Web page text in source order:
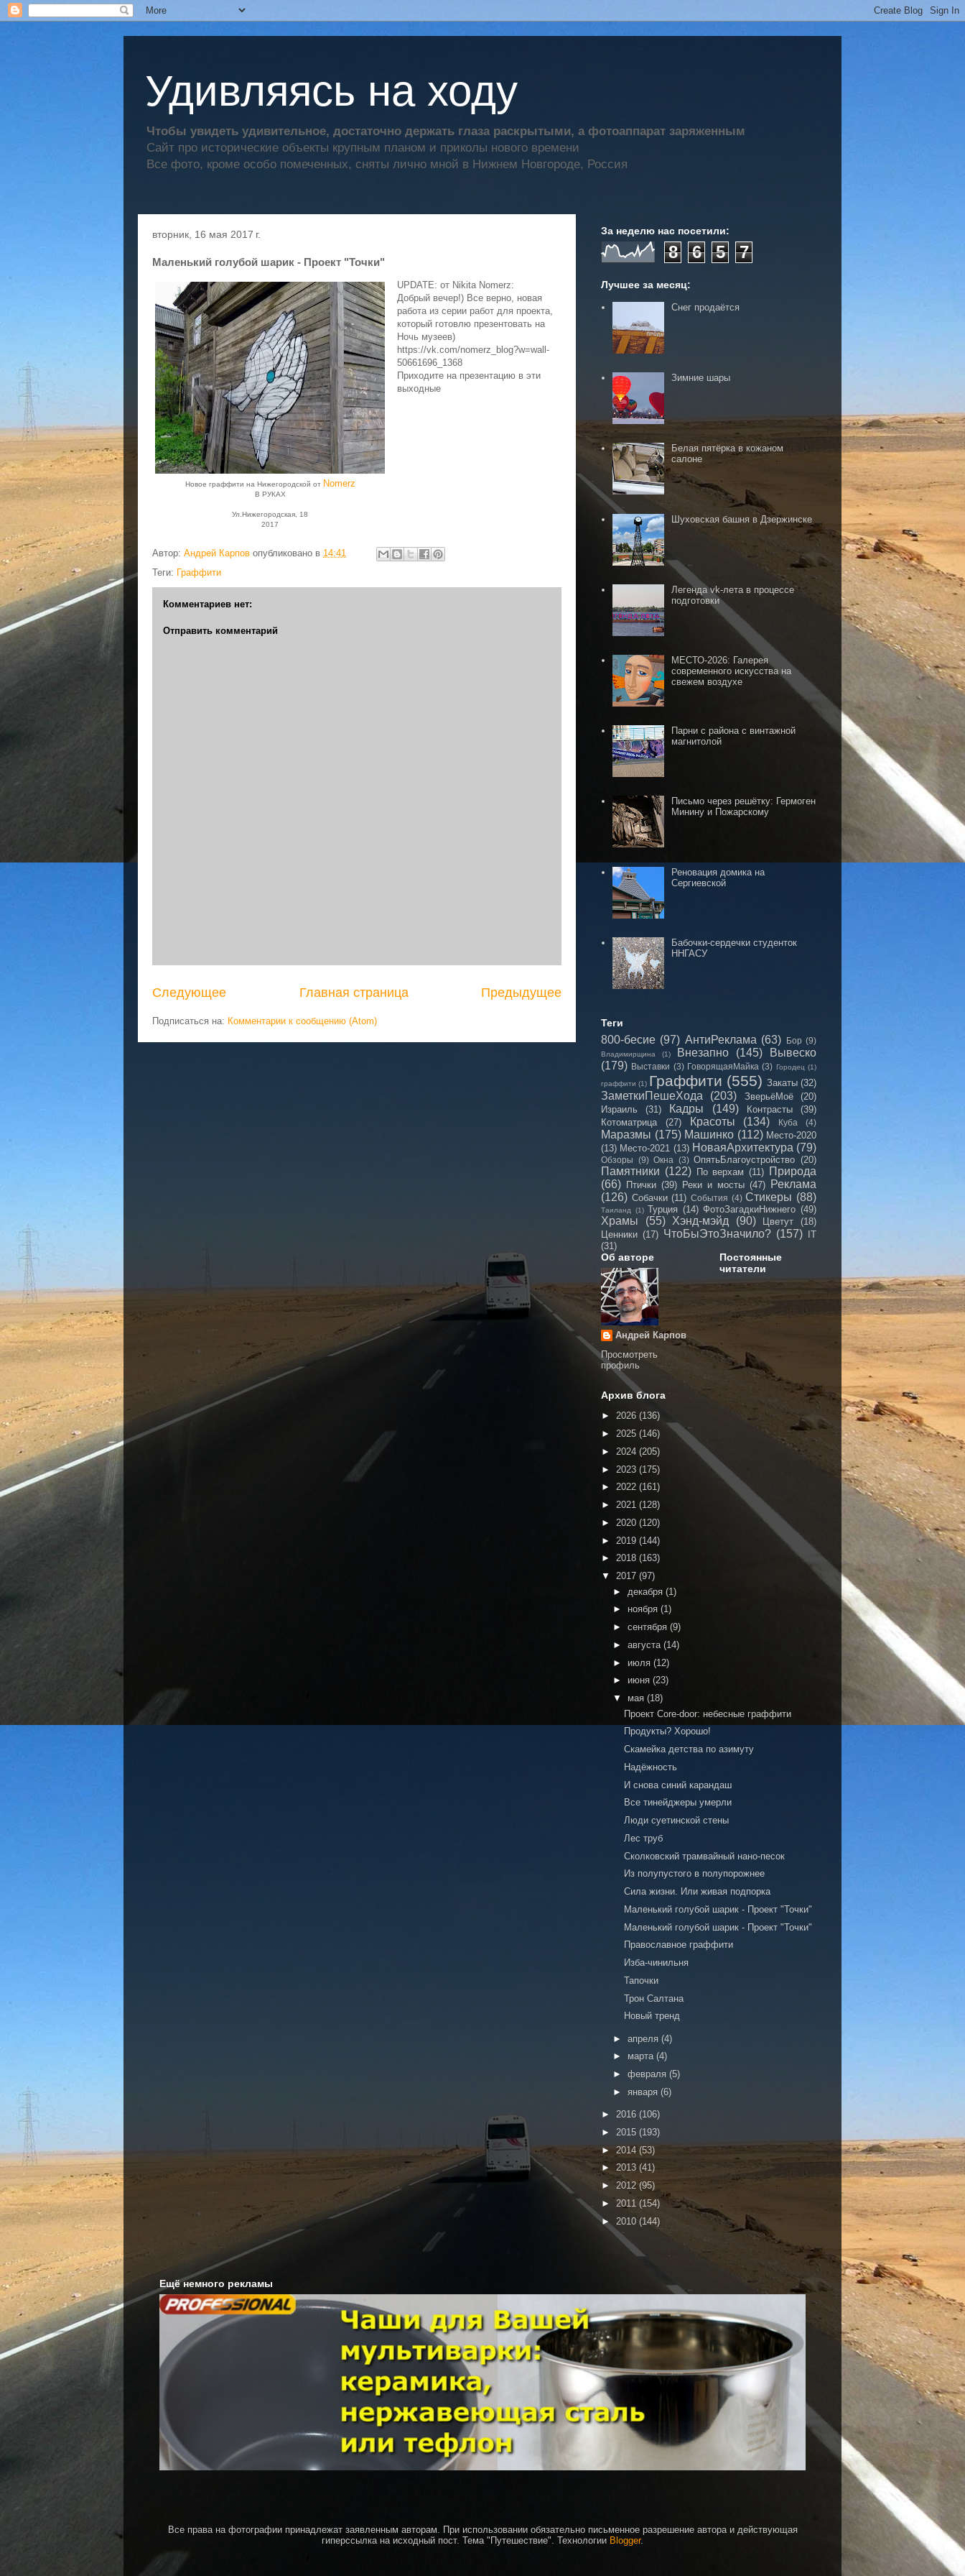
Удивляясь на ходу
Чтобы увидеть удивительное, достаточно держать глаза раскрытыми, а фотоаппарат заряженным
Сайт про исторические объекты крупным планом и приколы нового времени
Все фото, кроме особо помеченных, сняты лично мной в Нижнем Новгороде, Россия
вторник, 16 мая 2017 г.
Маленький голубой шарик - Проект "Точки"
Новое граффити на Нижегородской от Nomerz
В РУКАХ
Ул.Нижегородская, 18
2017
UPDATE: от Nikita Nomerz:
Добрый вечер!) Все верно, новая
работа из серии работ для проекта,
который готовлю презентовать на
Ночь музеев)
https://vk.com/nomerz_blog?w=wall-
50661696_1368
Приходите на презентацию в эти
выходные
Автор: Андрей Карпов опубликовано в 14:41
Теги: Граффити
Комментариев нет:
Отправить комментарий
Следующее Предыдущее
Главная страница
Подписаться на: Комментарии к сообщению (Atom)
За неделю нас посетили:
8 6 5 7
Лучшее за месяц:
Снег продаётся
Зимние шары
Белая пятёрка в кожаном
салоне
Шуховская башня в Дзержинске
Легенда vk-лета в процессе
подготовки
МЕСТО-2026: Галерея
современного искусства на
свежем воздухе
Парни с района с винтажной
магнитолой
Письмо через решётку: Гермоген
Минину и Пожарскому
Реновация домика на
Сергиевской
Бабочки-сердечки студенток
ННГАСУ
Теги
800-бесие (97) АнтиРеклама (63) Бор (9)
Владимирщина (1) Внезапно (145)
Вывеско
(179) Выставки (3) ГоворящаяМайка (3) Городец (1)
граффити (1) Граффити (555) Закаты (32)
ЗаметкиПешеХода (203) ЗверьёМоё
(20)
Израиль
(31) Кадры (149) Контрасты
(39)
Котоматрица
(27) Красоты (134) Куба (4)
Маразмы (175) Машинко (112) Место-2020
(13) Место-2021 (13) НоваяАрхитектура (79)
Обзоры (9) Окна (3) ОпятьБлагоустройство (20)
Памятники (122) По верхам (11) Природа
(66) Птички (39) Реки и мосты (47) Реклама
(126) Собачки (11) События (4) Стикеры (88)
Таиланд (1) Турция (14) ФотоЗагадкиНижнего (49)
Храмы (55) Хэнд-мэйд (90) Цветут
(18)
Ценники (17) ЧтоБыЭтоЗначило? (157)
IT
(31)
Об авторе
Андрей Карпов
Просмотреть
профиль
Постоянные
читатели
Архив блога
► 2026 (136)
► 2025 (146)
► 2024 (205)
► 2023 (175)
► 2022 (161)
► 2021 (128)
► 2020 (120)
► 2019 (144)
► 2018 (163)
▼ 2017 (97)
► декабря (1)
► ноября (1)
► сентября (9)
► августа (14)
► июля (12)
► июня (23)
▼ мая (18)
Проект Core-door: небесные граффити
Продукты? Хорошо!
Скамейка детства по азимуту
Надёжность
И снова синий карандаш
Все тинейджеры умерли
Люди суетинской стены
Лес труб
Сколковский трамвайный нано-песок
Из полупустого в полупорожнее
Сила жизни. Или живая подпорка
Маленький голубой шарик - Проект "Точки"
Маленький голубой шарик - Проект "Точки"
Православное граффити
Изба-чинильня
Тапочки
Трон Салтана
Новый тренд
► апреля (4)
► марта (4)
► февраля (5)
► января (6)
► 2016 (106)
► 2015 (193)
► 2014 (53)
► 2013 (41)
► 2012(95)
► 2011 (154)
► 2010 (144)
Ещё немного рекламы
Все права на фотографии принадлежат заявленным авторам. При использовании обязательно письменное разрешение автора и действующая
гиперссылка на исходный пост. Тема "Путешествие". Технологии Blogger.